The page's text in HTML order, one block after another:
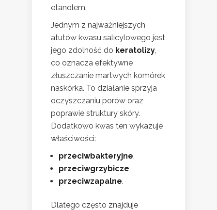
etanolem.
Jednym z najważniejszych
atutów kwasu salicylowego jest
jego zdolność do keratolizy
co oznacza efektywne
złuszczanie martwych komórek
naskórka. To działanie sprzyja
oczyszczaniu porów oraz
poprawie struktury skóry.
Dodatkowo kwas ten wykazuje
właściwości:
przeciwbakteryjne
przeciwgrzybicze
przeciwzapalne.
Dlatego często znajduje